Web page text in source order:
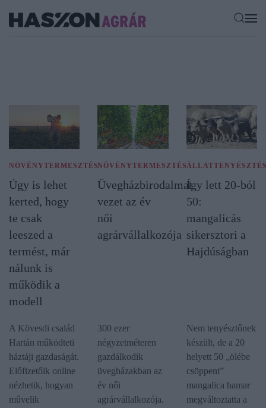
NÖVÉNYTERMESZTÉS
Úgy is lehet
kerted, hogy
te csak
leeszed a
termést, már
nálunk is
működik a
modell
A Kövesdi család
Hartán működteti
háztáji gazdaságát.
Előfizetőik online
nézhetik, hogyan
művelik
NÖVÉNYTERMESZTÉS
Üvegházbirodalmat
vezet az év
női
agrárvállalkozója
300 ezer
négyzetméteren
gazdálkodik
üvegházakban az
év női
agrárvállalkozója.
Így lett 20-ból
50:
mangalicás
sikersztori a
Hajdúságban
Nem tenyésztőnek
készült, de a 20
helyett 50 „ölébe
csöppent”
mangalica hamar
megváltoztatta a